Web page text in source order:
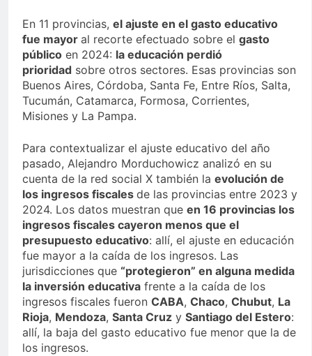
En 11 provincias, el ajuste en el gasto educativo
fue mayor al recorte efectuado sobre el gasto
público en 2024: la educación perdió
prioridad sobre otros sectores. Esas provincias son
Buenos Aires, Córdoba, Santa Fe, Entre Ríos, Salta,
Tucumán, Catamarca, Formosa, Corrientes,
Misiones y La Pampa.
Para contextualizar el ajuste educativo del año
pasado, Alejandro Morduchowicz analizó en su
cuenta de la red social X también la evolución de
los ingresos fiscales de las provincias entre 2023 y
2024. Los datos muestran que en 16 provincias los
ingresos fiscales cayeron menos que el
presupuesto educativo: allí, el ajuste en educación
fue mayor a la caída de los ingresos. Las
jurisdicciones que “protegieron” en alguna medida
la inversión educativa frente a la caída de los
ingresos fiscales fueron CABA, Chaco, Chubut, La
Rioja, Mendoza, Santa Cruz y Santiago del Estero:
allí, la baja del gasto educativo fue menor que la de
los ingresos.